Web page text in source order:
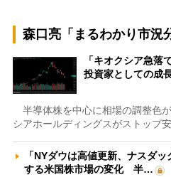
森口亮「まるわかり市況
「キオクシア急
投資家としての
半導体株を中心に相場の調整色
シアホールディングスがストップ
「NYダウは高値更新、ナスダ
する米国株市場の変化 半…